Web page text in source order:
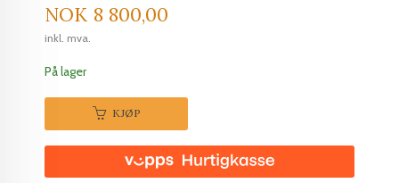
Pris
NOK 8 800,00
inkl. mva.
På lager
KJØP